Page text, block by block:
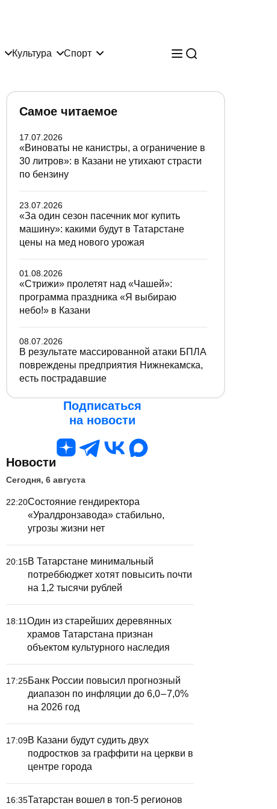
Культура Спорт
Самое читаемое
17.07.2026
«Виноваты не канистры, а ограничение в
30 литров»: в Казани не утихают страсти
по бензину
23.07.2026
«За один сезон пасечник мог купить
машину»: какими будут в Татарстане
цены на мед нового урожая
01.08.2026
«Стрижи» пролетят над «Чашей»:
программа праздника «Я выбираю
небо!» в Казани
08.07.2026
В результате массированной атаки БПЛА
повреждены предприятия Нижнекамска,
есть пострадавшие
Подписаться
на новости
Новости
Сегодня, 6 августа
22:20Состояние гендиректора
«Уралдронзавода» стабильно,
угрозы жизни нет
20:15В Татарстане минимальный
потреббюджет хотят повысить почти
на 1,2 тысячи рублей
18:11Один из старейших деревянных
храмов Татарстана признан
объектом культурного наследия
17:25Банк России повысил прогнозный
диапазон по инфляции до 6,0 – 7,0%
на 2026 год
17:09В Казани будут судить двух
подростков за граффити на церкви в
центре города
16:35Татарстан вошел в топ-5 регионов